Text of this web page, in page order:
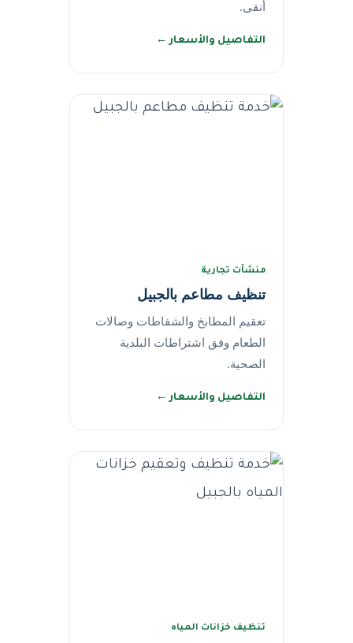
أنقى.
التفاصيل والأسعار ←
منشآت تجارية
تنظيف مطاعم بالجبيل
تعقيم المطابخ والشفاطات وصالات
الطعام وفق اشتراطات البلدية
الصحية.
التفاصيل والأسعار ←
تنظيف خزانات المياه